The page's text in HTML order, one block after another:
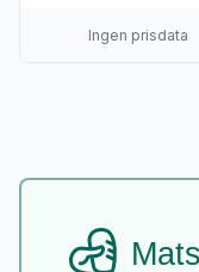
Ingen prisdata